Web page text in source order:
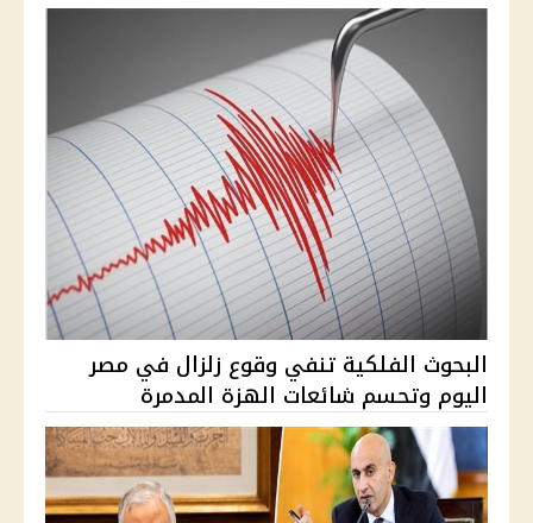
البحوث الفلكية تنفي وقوع زلزال في مصر
اليوم وتحسم شائعات الهزة المدمرة